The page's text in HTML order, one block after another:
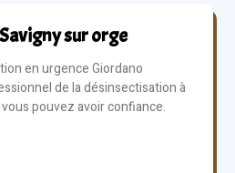
sur orge
en urgence Giordano
de la désinsectisation à
pouvez avoir confiance.